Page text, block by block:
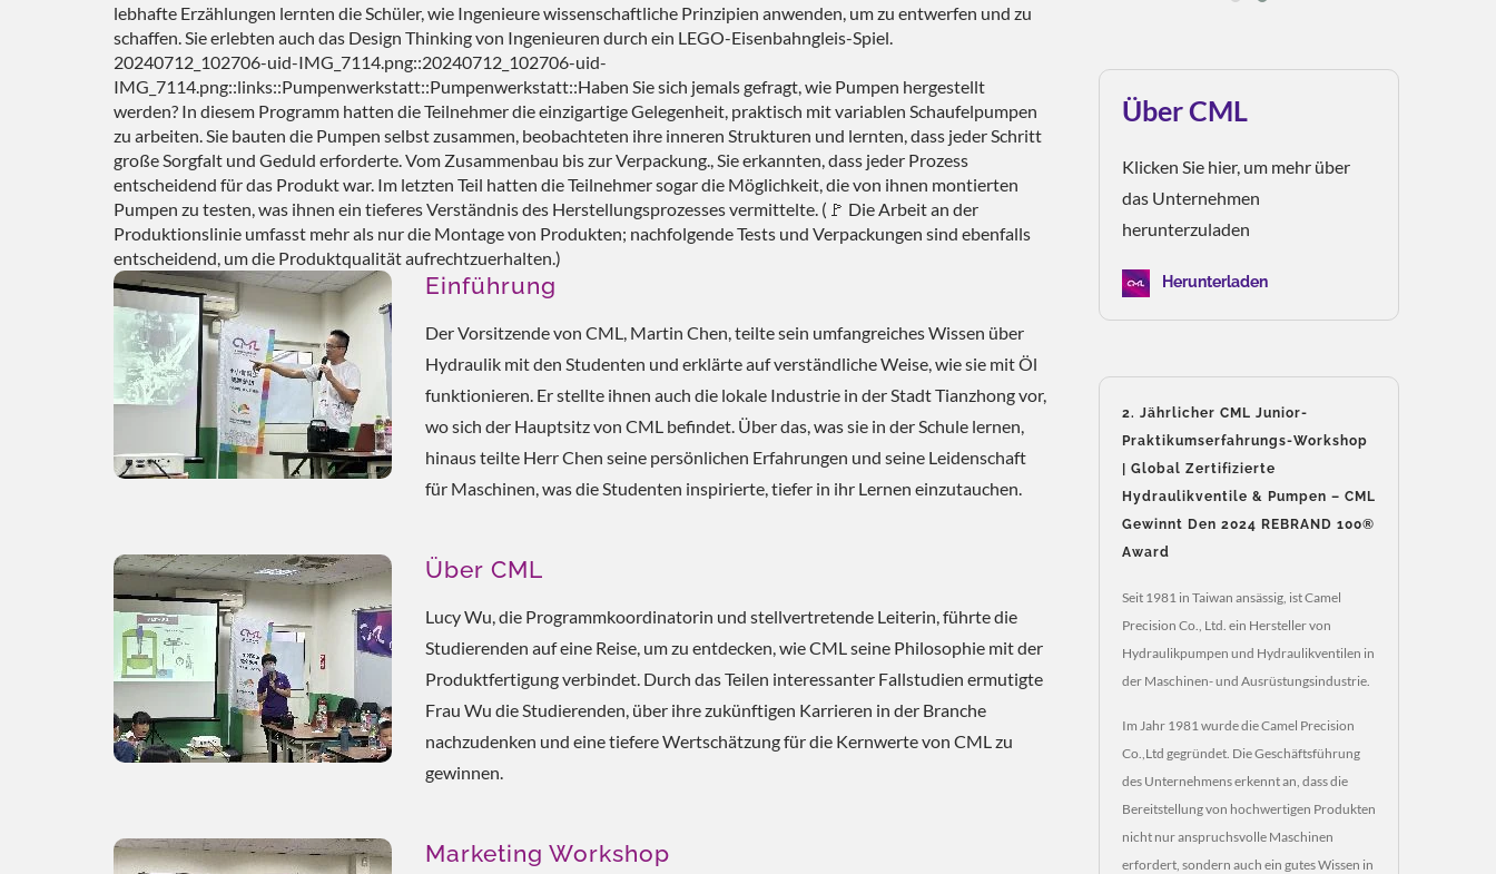
lebhafte Erzählungen lernten die Schüler, wie Ingenieure wissenschaftliche Prinzipien anwenden, um zu entwerfen und zu
schaffen. Sie erlebten auch das Design Thinking von Ingenieuren durch ein LEGO-Eisenbahngleis-Spiel.
20240712_102706-uid-IMG_7114.png::20240712_102706-uid-
IMG_7114.png::links::Pumpenwerkstatt::Pumpenwerkstatt::Haben Sie sich jemals gefragt, wie Pumpen hergestellt
werden? In diesem Programm hatten die Teilnehmer die einzigartige Gelegenheit, praktisch mit variablen Schaufelpumpen
zu arbeiten. Sie bauten die Pumpen selbst zusammen, beobachteten ihre inneren Strukturen und lernten, dass jeder Schritt
große Sorgfalt und Geduld erforderte. Vom Zusammenbau bis zur Verpackung., Sie erkannten, dass jeder Prozess
entscheidend für das Produkt war. Im letzten Teil hatten die Teilnehmer sogar die Möglichkeit, die von ihnen montierten
Pumpen zu testen, was ihnen ein tieferes Verständnis des Herstellungsprozesses vermittelte. (🚩 Die Arbeit an der
Produktionslinie umfasst mehr als nur die Montage von Produkten; nachfolgende Tests und Verpackungen sind ebenfalls
entscheidend, um die Produktqualität aufrechtzuerhalten.)
Einführung
Der Vorsitzende von CML, Martin Chen, teilte sein umfangreiches Wissen über
Hydraulik mit den Studenten und erklärte auf verständliche Weise, wie sie mit Öl
funktionieren. Er stellte ihnen auch die lokale Industrie in der Stadt Tianzhong vor,
wo sich der Hauptsitz von CML befindet. Über das, was sie in der Schule lernen,
hinaus teilte Herr Chen seine persönlichen Erfahrungen und seine Leidenschaft
für Maschinen, was die Studenten inspirierte, tiefer in ihr Lernen einzutauchen.
Über CML
Lucy Wu, die Programmkoordinatorin und stellvertretende Leiterin, führte die
Studierenden auf eine Reise, um zu entdecken, wie CML seine Philosophie mit der
Produktfertigung verbindet. Durch das Teilen interessanter Fallstudien ermutigte
Frau Wu die Studierenden, über ihre zukünftigen Karrieren in der Branche
nachzudenken und eine tiefere Wertschätzung für die Kernwerte von CML zu
gewinnen.
Marketing Workshop
Über CML
Klicken Sie hier, um mehr über
das Unternehmen
herunterzuladen
Herunterladen
2. Jährlicher CML Junior-
Praktikumserfahrungs-Workshop
| Global Zertifizierte
Hydraulikventile & Pumpen – CML
Gewinnt Den 2024 REBRAND 100®
Award
Seit 1981 in Taiwan ansässig, ist Camel
Precision Co., Ltd. ein Hersteller von
Hydraulikpumpen und Hydraulikventilen in
der Maschinen- und Ausrüstungsindustrie.
Im Jahr 1981 wurde die Camel Precision
Co.,Ltd gegründet. Die Geschäftsführung
des Unternehmens erkennt an, dass die
Bereitstellung von hochwertigen Produkten
nicht nur anspruchsvolle Maschinen
erfordert, sondern auch ein gutes Wissen in